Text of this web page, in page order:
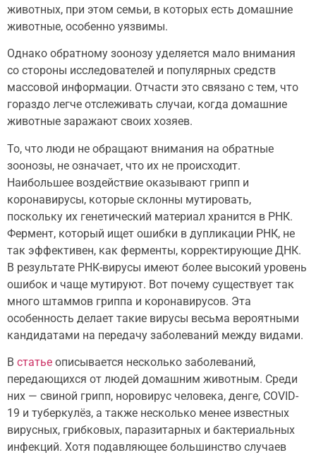
животных, при этом семьи, в которых есть домашние
животные, особенно уязвимы.
Однако обратному зоонозу уделяется мало внимания
со стороны исследователей и популярных средств
массовой информации. Отчасти это связано с тем, что
гораздо легче отслеживать случаи, когда домашние
животные заражают своих хозяев.
То, что люди не обращают внимания на обратные
зоонозы, не означает, что их не происходит.
Наибольшее воздействие оказывают грипп и
коронавирусы, которые склонны мутировать,
поскольку их генетический материал хранится в РНК.
Фермент, который ищет ошибки в дупликации РНК, не
так эффективен, как ферменты, корректирующие ДНК.
В результате РНК-вирусы имеют более высокий уровень
ошибок и чаще мутируют. Вот почему существует так
много штаммов гриппа и коронавирусов. Эта
особенность делает такие вирусы весьма вероятными
кандидатами на передачу заболеваний между видами.
В статье описывается несколько заболеваний,
передающихся от людей домашним животным. Среди
них — свиной грипп, норовирус человека, денге, COVID-
19 и туберкулёз, а также несколько менее известных
вирусных, грибковых, паразитарных и бактериальных
инфекций. Хотя подавляющее большинство случаев